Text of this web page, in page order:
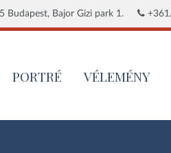
Budapest, Bajor Gizi park 1.
PORTRÉ VÉLEMÉNY